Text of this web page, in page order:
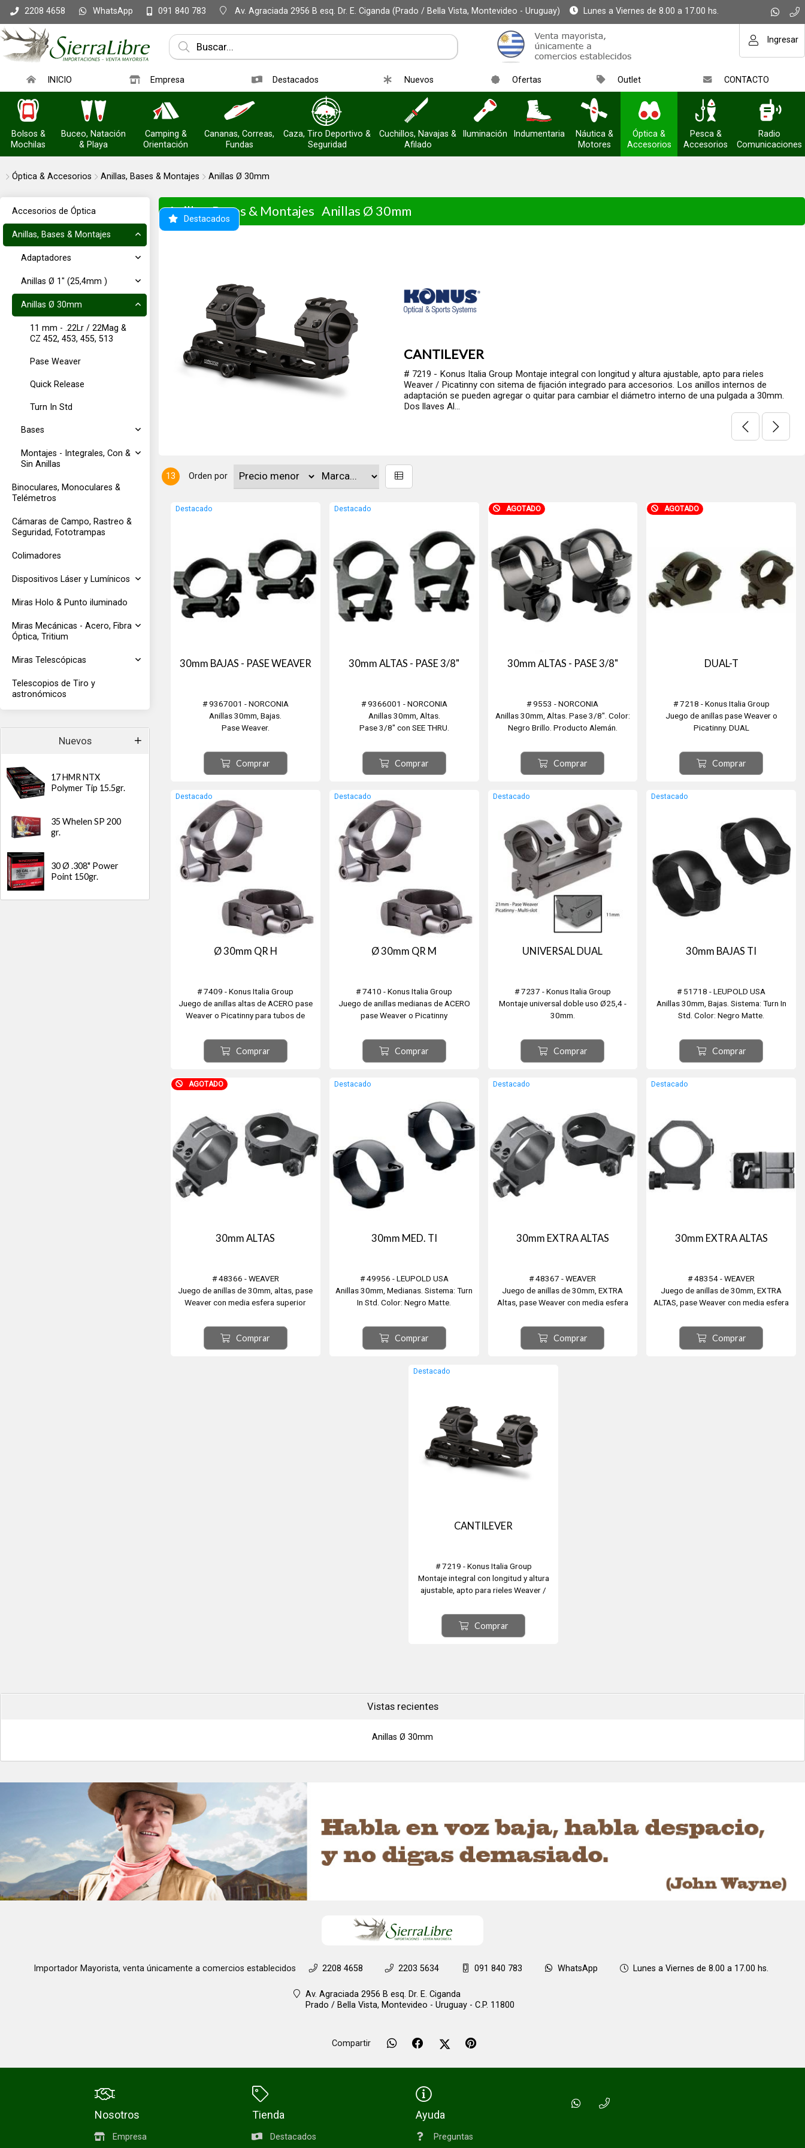
2208 4658 WhatsApp 091 840 783 Av. Agraciada 2956 B esq. Dr. E. Ciganda (Prado / Bella Vista, Montevideo - Uruguay) Lunes a Viernes de 8.00 a 17.00 hs.
Ingresar
INICIO Empresa Destacados Nuevos Ofertas Outlet CONTACTO
Bolsos &
Mochilas
Buceo, Natación
& Playa
Camping &
Orientación
Cananas, Correas,
Fundas
Caza, Tiro Deportivo &
Seguridad
Cuchillos, Navajas &
Afilado
Iluminación Indumentaria
Náutica &
Motores
Óptica &
Accesorios
Pesca &
Accesorios
Radio
Comunicaciones
Óptica & Accesorios Anillas, Bases & Montajes Anillas Ø 30mm
Accesorios de Óptica
Anillas, Bases & Montajes
Adaptadores
Anillas Ø 1" (25,4mm )
Anillas Ø 30mm
11 mm - .22Lr / 22Mag &
CZ 452, 453, 455, 513
Pase Weaver
Quick Release
Turn In Std
Bases
Montajes - Integrales, Con &
Sin Anillas
Binoculares, Monoculares &
Telémetros
Cámaras de Campo, Rastreo &
Seguridad, Fototrampas
Colimadores
Dispositivos Láser y Lumínicos
Miras Holo & Punto iluminado
Miras Mecánicas - Acero, Fibra
Óptica, Tritium
Miras Telescópicas
Telescopios de Tiro y
astronómicos
Nuevos
17 HMR NTX
Polymer Tip 15.5gr.
35 Whelen SP 200
gr.
30 Ø .308" Power
Point 150gr.
Anillas, Bases & Montajes Anillas Ø 30mm
Destacados
ambas medidas. Doble
CANTILEVER
# 7219 - Konus Italia Group Montaje integral con longitud y altura ajustable, apto para rieles
Weaver / Picatinny con sitema de fijación integrado para accesorios. Los anillos internos de
adaptación se pueden agregar o quitar para cambiar el diámetro interno de una pulgada a 30mm.
Dos llaves Al...
13 Orden por
Destacado
30mm BAJAS - PASE WEAVER
# 9367001 - NORCONIA
Anillas 30mm, Bajas.
Pase Weaver.
Producto Alemán.
Comprar
Destacado
30mm ALTAS - PASE 3/8"
# 9366001 - NORCONIA
Anillas 30mm, Altas.
Pase 3/8" con SEE THRU.
Producto Alemán
Comprar
AGOTADO
30mm ALTAS - PASE 3/8"
# 9553 - NORCONIA
Anillas 30mm, Altas. Pase 3/8". Color:
Negro Brillo. Producto Alemán.
- Ø=30mm
Comprar
AGOTADO
DUAL-T
# 7218 - Konus Italia Group
Juego de anillas pase Weaver o
Picatinny. DUAL
como de 25,4mm. (1”).
Con aro interior para adaptar ambas
medidas. Doble diámetro. Una de ellas
Aptos para miras diámetro: 30mm –
25,...
Comprar
Destacado
Ø 30mm QR H
# 7409 - Konus Italia Group
Juego de anillas altas de ACERO pase
Weaver o Picatinny para tubos de
con palanca
Robusta construccion en acer, tornillos
TORX de alta resistencia, Traba
NOTA: No hay que apretar las orejitas o
Comprar
Destacado
Ø 30mm QR M
# 7410 - Konus Italia Group
Juego de anillas medianas de ACERO
pase Weaver o Picatinny
enganche rápido con palanca,
Robusta construccion en acer, tornillos
TORX de alta resistencia.
Comprar
Destacado
UNIVERSAL DUAL
# 7237 - Konus Italia Group
Montaje universal doble uso Ø25,4 -
30mm.
21mm.
- Apto Weaver, Picatinny y Multi-slot
- Apto montaje 11mm
- Fabricados en aluminio aeronáutico de
- Proteccion interior par...
Comprar
Destacado
30mm BAJAS TI
# 51718 - LEUPOLD USA
Anillas 30mm, Bajas. Sistema: Turn In
Std. Color: Negro Matte.
Comprar
AGOTADO
30mm ALTAS
# 48366 - WEAVER
Juego de anillas de 30mm, altas, pase
Weaver con media esfera superior
negro matte.
Comprar
Destacado
30mm MED. TI
# 49956 - LEUPOLD USA
Anillas 30mm, Medianas. Sistema: Turn
In Std. Color: Negro Matte.
ATENCIÓN: Las miras telescópicas,
mecánicas, holográficas, de fibra
óptica, de láser, o similares, anillas,
tienen cambio ni devolución. Son
Comprar
Destacado
30mm EXTRA ALTAS
# 48367 - WEAVER
Juego de anillas de 30mm, EXTRA
Altas, pase Weaver con media esfera
tornillos, negro matte.
Comprar
Destacado
30mm EXTRA ALTAS
# 48354 - WEAVER
Juego de anillas de 30mm, EXTRA
ALTAS, pase Weaver con media esfera
tornillos, negro matte.
Comprar
Destacado
CANTILEVER
# 7219 - Konus Italia Group
Montaje integral con longitud y altura
ajustable, apto para rieles Weaver /
con sitema de fijación integrado para
accesorios.
Los anillos internos de adaptación se
Comprar
Vistas recientes
Anillas Ø 30mm
Importador Mayorista, venta únicamente a comercios establecidos 2208 4658 2203 5634 091 840 783 WhatsApp Lunes a Viernes de 8.00 a 17.00 hs.
Av. Agraciada 2956 B esq. Dr. E. Ciganda
Prado / Bella Vista, Montevideo - Uruguay - C.P. 11800
Compartir
Nosotros
Empresa
Tienda
Destacados
Ayuda
Preguntas